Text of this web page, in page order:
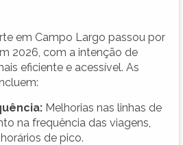
em Campo Largo passou por
2026, com a intenção de
eficiente e acessível. As
Melhorias nas linhas de
na frequência das viagens,
de pico.